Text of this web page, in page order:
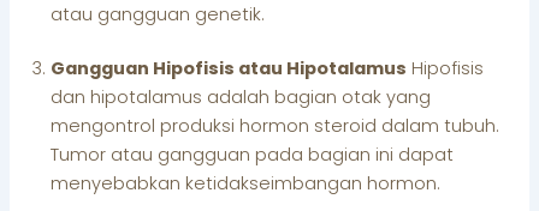
atau gangguan genetik.
Gangguan Hipofisis atau Hipotalamus Hipofisis
dan hipotalamus adalah bagian otak yang
mengontrol produksi hormon steroid dalam tubuh.
Tumor atau gangguan pada bagian ini dapat
menyebabkan ketidakseimbangan hormon.